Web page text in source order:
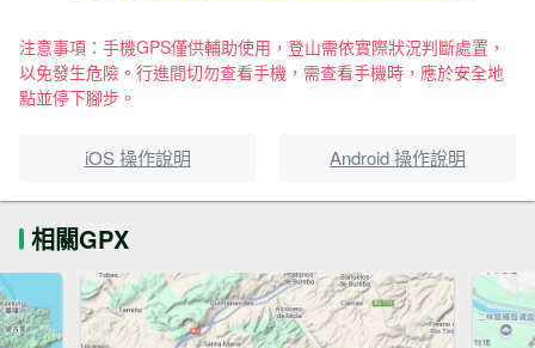
注意事項：手機GPS僅供輔助使用，登山需依實際狀況判斷處置，
以免發生危險。行進間切勿查看手機，需查看手機時，應於安全地
點並停下腳步。
iOS 操作說明 Android 操作說明
相關GPX